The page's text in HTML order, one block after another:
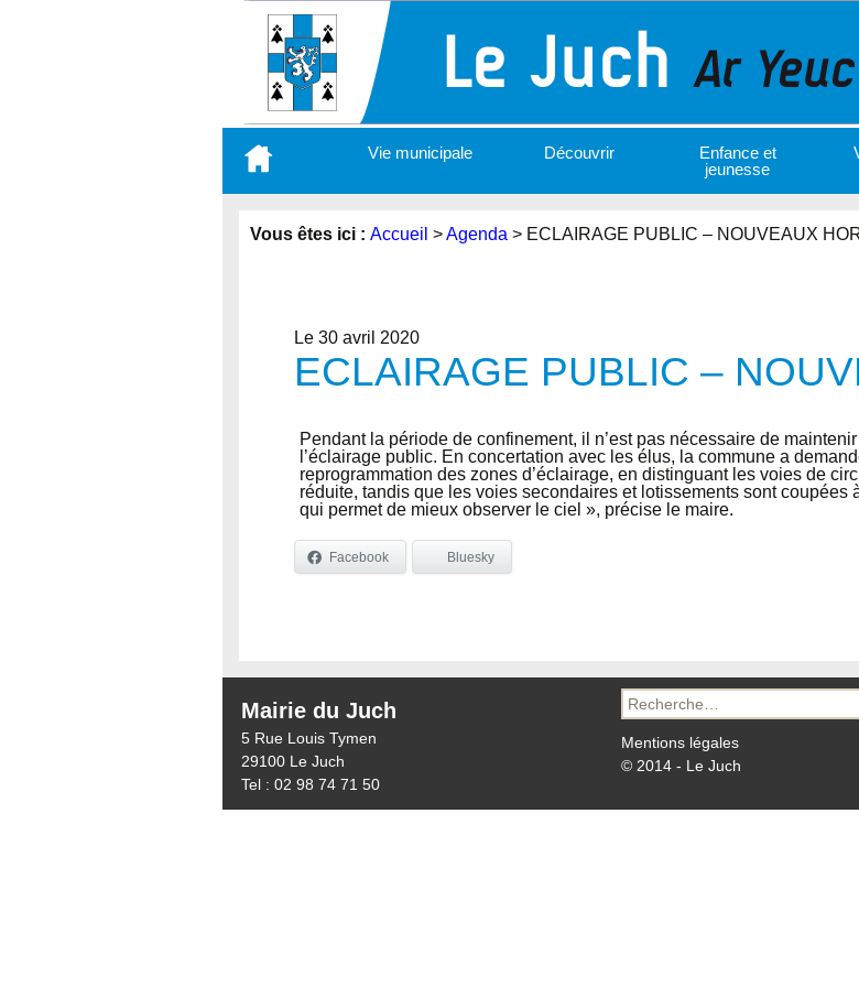
contenu
Vie municipale Découvrir
Enfance et
jeunesse
Vous êtes ici : Accueil >Agenda > ECLAIRAGE PUBLIC – NOUVEAUX
Le 30 avril 2020
ECLAIRAGE PUBLIC –
Pendant la période de confinement, il n’est pas nécessaire de
l’éclairage public. En concertation avec les élus, la commune a
reprogrammation des zones d’éclairage, en distinguant les voies de
réduite, tandis que les voies secondaires et lotissements sont coupées
qui permet de mieux observer le ciel », précise le maire.
Facebook Bluesky
Mairie du Juch
5 Rue Louis Tymen
29100 Le Juch
Tel : 02 98 74 71 50
Recherche
pour :
Mentions légales
© 2014 - Le Juch